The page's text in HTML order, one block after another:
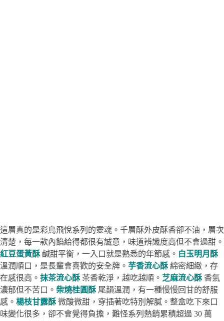
這層真的是彩鳥飛悅系列的靈魂。千層酥外皮酥香卻不油，層次
清楚，每一款內餡給得都很有誠意，味道辨識度高但不會過甜。
紅豆蛋黃酥鹹甜平衡，一入口就是熟悉的年節感。 白玉明月酥
溫潤順口，是長輩會喜歡的安全牌。 芋香流心酥綿密細緻，存
在感很高。 抹茶流心酥茶香乾淨，越吃越順。 芝麻流心酥香氣
濃郁但不苦口。 柴燒桂圓酥尾韻溫潤，有一種慢慢回甘的舒服
感。 楊枝甘露酥微酸微甜，穿插著吃特別解膩。整盒吃下來口
味變化很多，卻不會覺得負擔，難怪系列熱銷累積超過 30 萬